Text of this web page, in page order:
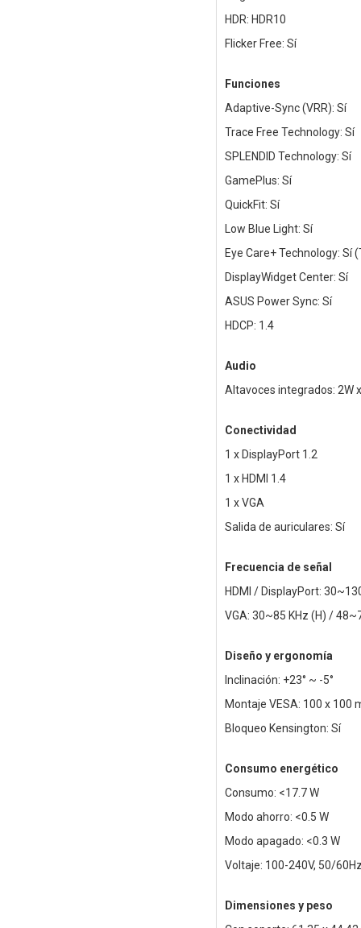
HDR: HDR10
Flicker Free: Sí
Funciones
Adaptive-Sync (VRR): Sí
Trace Free Technology: Sí
SPLENDID Technology: Sí
GamePlus: Sí
QuickFit: Sí
Low Blue Light: Sí
Eye Care+ Technology: Sí
DisplayWidget Center: Sí
ASUS Power Sync: Sí
HDCP: 1.4
Audio
Altavoces integrados: 2W
Conectividad
1 x DisplayPort 1.2
1 x HDMI 1.4
1 x VGA
Salida de auriculares: Sí
Frecuencia de señal
HDMI / DisplayPort:
VGA: 30~85 KHz (H) /
Diseño y ergonomía
Inclinación: +23° ~ -5°
Montaje VESA: 100 x 100
Bloqueo Kensington: Sí
Consumo energético
Consumo: <17.7 W
Modo ahorro: <0.5 W
Modo apagado: <0.3 W
Voltaje: 100-240V, 50/
Dimensiones y peso